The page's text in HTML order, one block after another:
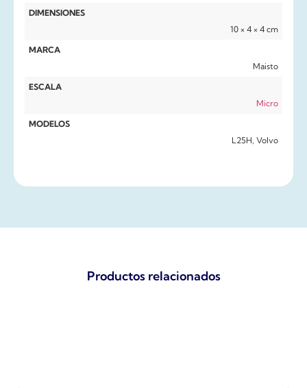
DIMENSIONES
10 × 4 × 4 cm
MARCA
Maisto
ESCALA
Micro
MODELOS
L25H, Volvo
Productos relacionados